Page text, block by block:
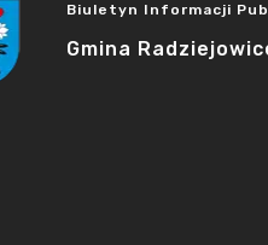
Biuletyn Informacji
Gmina